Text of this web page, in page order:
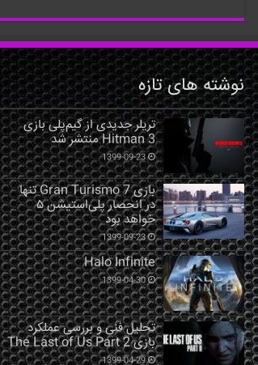
نوشته های تازه
تریلر جدیدی از گیم‌پلی بازی
Hitman 3 منتشر شد
1399-09-23
بازی Gran Turismo 7 تنها
در انحصار پلی‌استیشن ۵
خواهد بود
1399-09-23
Halo Infinite
1399-04-30
تحلیل فنی و بررسی عملکرد
بازی The Last of Us Part 2
1399-04-29